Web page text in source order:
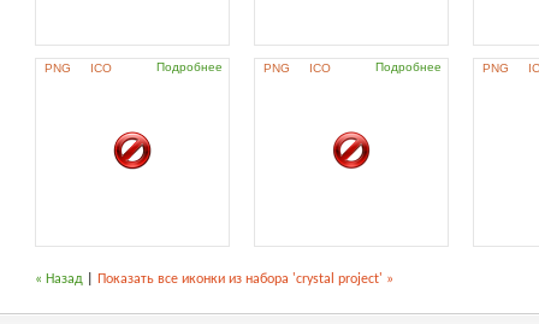
PNG ICO Подробнее PNG ICO Подробнее PNG
« Назад Показать все иконки из набора 'crystal project' »